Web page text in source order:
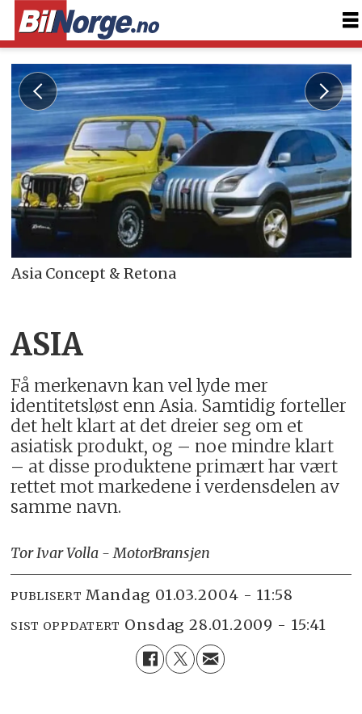
Asia Concept & Retona
ASIA
Få merkenavn kan vel lyde mer
identitetsløst enn Asia. Samtidig forteller
det helt klart at det dreier seg om et
asiatisk produkt, og – noe mindre klart
– at disse produktene primært har vært
rettet mot markedene i verdensdelen av
samme navn.
Tor Ivar Volla - MotorBransjen
PUBLISERT mandag 01.03.2004 - 11:58
SIST OPPDATERT onsdag 28.01.2009 - 15:41